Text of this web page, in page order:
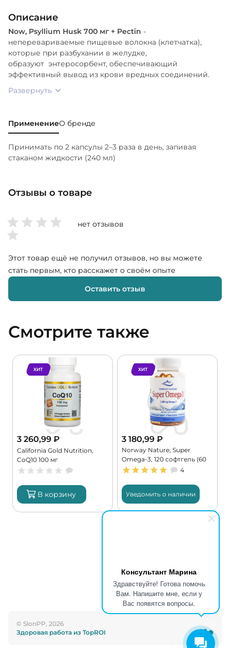
Консультант Марина
Здравствуйте! Готова помочь
Вам. Напишите мне, если у
Вас появятся вопросы.
Описание
Now, Psyllium Husk 700 мг + Pectin -
неперевариваемые пищевые волокна (клетчатка),
которые при разбухании в желудке,
образуют энтеросорбент, обеспечивающий
эффективный вывод из крови вредных соединений.
Развернуть
ПрименениеО бренде
Принимать по 2 капсулы 2–3 раза в день, запивая
стаканом жидкости (240 мл)
Отзывы о товаре
нет отзывов
Этот товар ещё не получил отзывов, но вы можете
стать первым, кто расскажет о своём опыте
Оставить отзыв
Смотрите также
ХИТ
3 260,99 ₽
California Gold Nutrition,
CoQ10 100 мг
В корзину
ХИТ
3 180,99 ₽
Norway Nature, Super
Omega-3, 120 софтгель (60
порций)
4
Уведомить о наличии
© SlonPP, 2026
Здоровая работа из TopROI